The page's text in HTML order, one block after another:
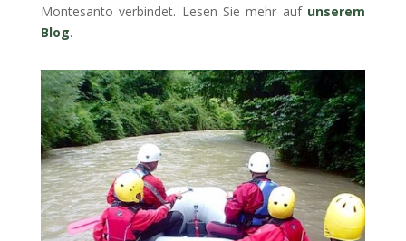
Montesanto verbindet. Lesen Sie mehr auf unserem
Blog.